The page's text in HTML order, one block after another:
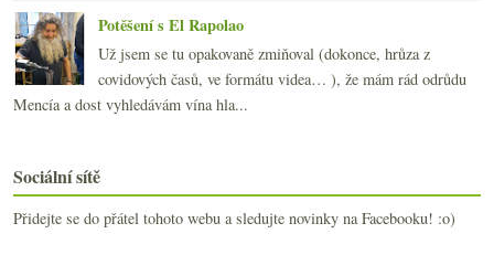
Potěšení s El Rapolao
Už jsem se tu opakovaně zmiňoval (dokonce, hrůza z
covidových časů, ve formátu videa… ), že mám rád odrůdu
Mencía a dost vyhledávám vína hla...
Sociální sítě
Přidejte se do přátel tohoto webu a sledujte novinky na Facebooku! :o)